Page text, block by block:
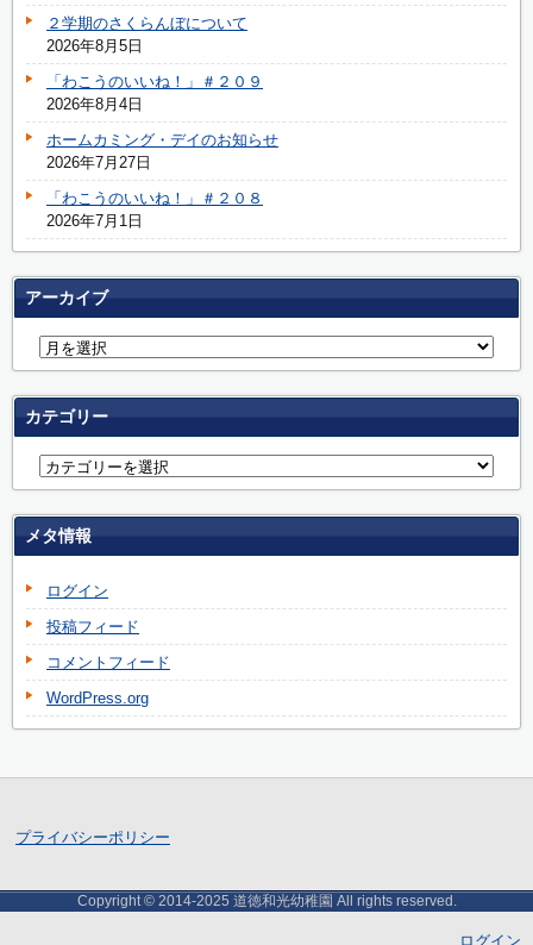
２学期のさくらんぼについて
2026年8月5日
「わこうのいいね！」＃２０９
2026年8月4日
ホームカミング・デイのお知らせ
2026年7月27日
「わこうのいいね！」＃２０８
2026年7月1日
アーカイブ
カテゴリー
メタ情報
ログイン
投稿フィード
コメントフィード
WordPress.org
プライバシーポリシー
Copyright © 2014-2025 道徳和光幼稚園 All rights reserved.
ログイン